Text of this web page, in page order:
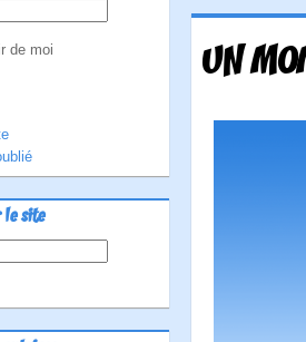
de moi
le site
UN